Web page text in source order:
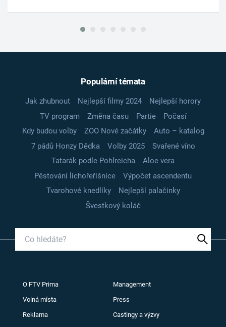
Populární témata
Jak zhubnout Nejlepší filmy 2024
Nejlepší horory
TV program
Změna času Partie
Počasí
Kdy budou volby
ZOO Nové začátky
Auto – katalog
7 pádů Honzy Dědka
Volby 2025
Svařené víno
Tatarák podle Pohlreicha
Aloe vera
Pěstování lichořeřišnice
Výpočet ascendentu
Tvarohové knedlíky
Nejlepší palačinky
Švestkový koláč
O FTV Prima Management
Volná místa Press
Reklama Castingy a výzvy